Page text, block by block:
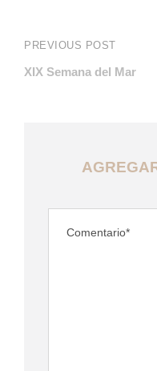
PREVIOUS POST
XIX Semana del Mar